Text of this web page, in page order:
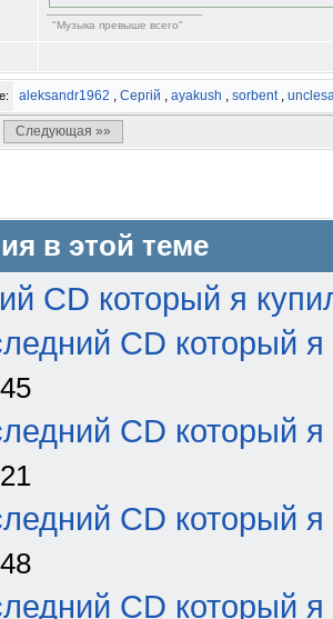
"Музыка превыше всего"
aleksandr1962 , Сергій , ayakush , sorbent,
Следующая »»
в этой теме
CD который я
CD который я
CD который я
CD который я
CD который я